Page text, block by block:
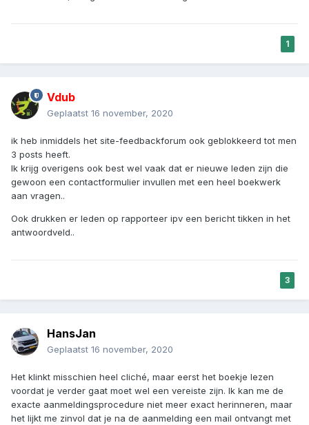
1
Vdub
Geplaatst 16 november, 2020
ik heb inmiddels het site-feedbackforum ook geblokkeerd tot men
3 posts heeft.
Ik krijg overigens ook best wel vaak dat er nieuwe leden zijn die
gewoon een contactformulier invullen met een heel boekwerk
aan vragen..
Ook drukken er leden op rapporteer ipv een bericht tikken in het
antwoordveld..
3
HansJan
Geplaatst 16 november, 2020
Het klinkt misschien heel cliché, maar eerst het boekje lezen
voordat je verder gaat moet wel een vereiste zijn. Ik kan me de
exacte aanmeldingsprocedure niet meer exact herinneren, maar
het lijkt me zinvol dat je na de aanmelding een mail ontvangt met